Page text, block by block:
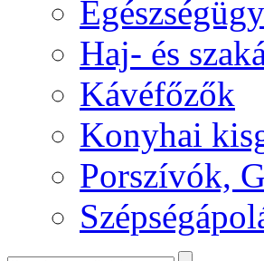
Haj- és
Kávéfőzők
Konyhai
Porszívók,